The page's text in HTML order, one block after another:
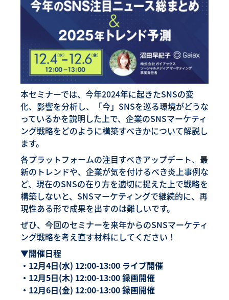
本セミナーでは、今年2024年に起きたSNSの変
化、影響を分析し、「今」SNSを巡る環境がどうな
っているかを説明した上で、企業のSNSマーケティ
ング戦略をどのように構築すべきかについて解説し
ます。
各プラットフォームの注目すべきアップデート、最
新のトレンドや、企業が気を付けるべき炎上事例な
ど、現在のSNSの在り方を適切に捉えた上で戦略を
構築しないと、SNSマーケティングで継続的に、再
現性ある形で成果を出すのは難しいです。
ぜひ、今回のセミナーを来年からのSNSマーケティ
ング戦略を考え直す材料にしてください！
▼開催日程
・12月4日(水) 12:00-13:00 ライブ開催
・12月5日(木) 12:00-13:00 録画開催
・12月6日(金) 12:00-13:00 録画開催